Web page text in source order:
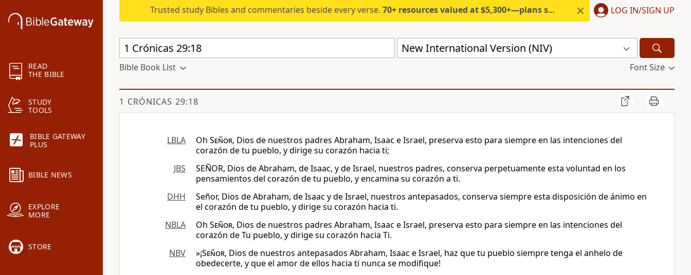
READ
THE BIBLE
STUDY
TOOLS
BIBLE GATEWAY
PLUS
BIBLE NEWS
EXPLORE
MORE
STORE
Trusted study Bibles and commentaries beside every verse. 70+ resources valued at $5,300+—plans start under $6/month. LOG IN/SIGN UP
New International Version (NIV)
Bible Book List Font Size
1 CRÓNICAS 29:18
LBLA Oh Señor, Dios de nuestros padres Abraham, Isaac e Israel, preserva esto para siempre en las intenciones del
corazón de tu pueblo, y dirige su corazón hacia ti;
JBS
SEÑOR, Dios de Abraham, de Isaac, y de Israel, nuestros padres, conserva perpetuamente esta voluntad en los
pensamientos del corazón de tu pueblo, y encamina su corazón a ti.
DHH
Señor, Dios de Abraham, de Isaac y de Israel, nuestros antepasados, conserva siempre esta disposición de ánimo en
el corazón de tu pueblo, y dirige su corazón hacia ti.
NBLA
Oh Señor, Dios de nuestros padres Abraham, Isaac e Israel, preserva esto para siempre en las intenciones del
corazón de Tu pueblo, y dirige su corazón hacia Ti.
NBV
»¡Señor, Dios de nuestros antepasados Abraham, Isaac e Israel, haz que tu pueblo siempre tenga el anhelo de
obedecerte, y que el amor de ellos hacia ti nunca se modifique!